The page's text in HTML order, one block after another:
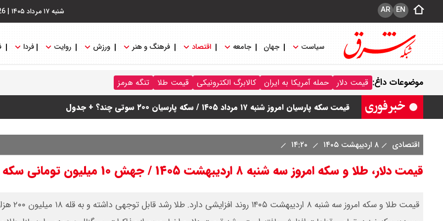
شنبه ۱۷ مرداد ۱۴۰۵ | EN
AR
سیاست جهان جامعه اقتصاد فرهنگ و هنر ورزش روایت فردا
موضوعات داغ: قیمت دلار حمله آمریکا به ایران کالابرگ الکترونیکی قیمت طلا تنگه هرمز
قیمت طلا و سکه امروز شنبه ۱۷ مرداد ۱۴۰۵ / قیمت هر گرم طلا چند ؟ + جدول
قیمت دلار و یورو امروز شنبه ۱۷ مرداد ۱۴۰۵ / هر دلار چند؟ + جدول
قیمت سکه پارسیان امروز شنبه ۱۷ مرداد ۱۴۰۵ / سکه پارسیان ۲۰۰ سوتی چند؟ + جدول
اقتصادی ۸ اردیبهشت ۱۴۰۵
قیمت دلار، طلا و سکه امروز سه شنبه ۸ اردیبهشت ۱۴۰۵ / جهش ۱۰ میلیون تومانی سکه + جدول
قیمت طلا و سکه امروز سه